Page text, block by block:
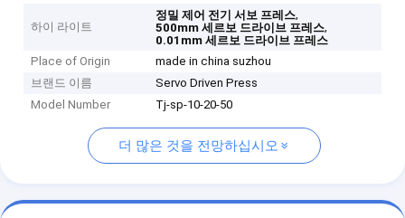
하이 라이트
정밀 제어 전기 서보 프레스,
500mm 세르보 드라이브 프레스,
0.01mm 세르보 드라이브 프레스
Place of Origin
made in china suzhou
브랜드 이름
Servo Driven Press
Model Number
Tj-sp-10-20-50
더 많은 것을 전망하십시오